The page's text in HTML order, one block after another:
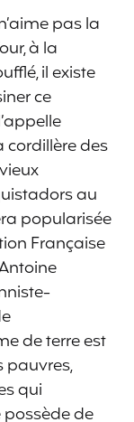
pas la
à la
il existe
ce
cordillère des
au
popularisée
Française
de terre est
pauvres,
qui
de